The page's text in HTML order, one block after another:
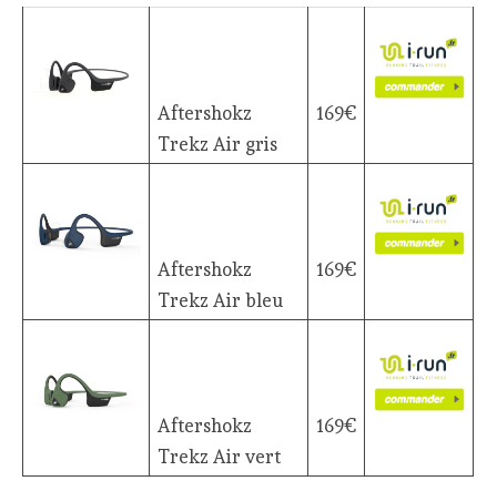
Aftershokz
Trekz Air gris
169€
Aftershokz
Trekz Air bleu
169€
Aftershokz
Trekz Air vert
169€